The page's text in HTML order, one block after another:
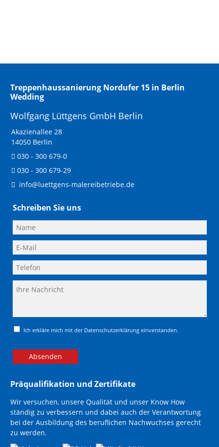
Treppenhaussanierung Nordufer 15 in Berlin
Wedding
Wolfgang Lüttgens GmbH Berlin
Akazienallee 28
14050 Berlin
030 - 300 679-0
030 - 300 679-29
info@luettgens-malereibetriebe.de
Schreiben Sie uns
Ich erkläre mich mit der Datenschutzerklärung einverstanden.
Absenden
Präqualifikation und Zertifikate
Wir versuchen, unsere Qualität und unser Know How
ständig zu verbessern und dabei auch der Verantwortung
bei der Ausbildung des beruflichen Nachwuchses gerecht
zu werden.